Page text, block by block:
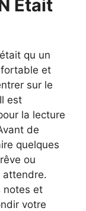
Était
qu un
et
sur le
est
la lecture
de
quelques
ou
attendre.
notes et
votre